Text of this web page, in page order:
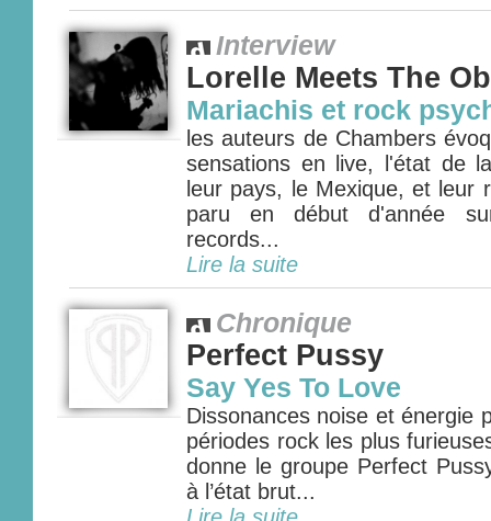
Interview
Lorelle Meets The
Mariachis et rock
les auteurs de Chambers
sensations en live, l'état de
leur pays, le Mexique, et leur
paru en début d'année
records...
Lire la suite
Chronique
Perfect Pussy
Say Yes To Love
Dissonances noise et énergie
périodes rock les plus
donne le groupe Perfect
à l’état brut...